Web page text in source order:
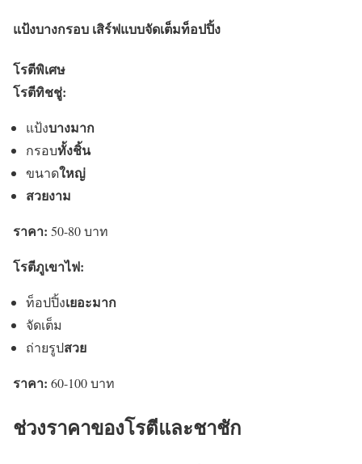
แป้งบางกรอบ เสิร์ฟแบบจัดเต็มท็อปปิ้ง
โรตีพิเศษ
โรตีทิชชู่:
แป้งบางมาก
กรอบทั้งชิ้น
ขนาดใหญ่
สวยงาม
ราคา: 50-80 บาท
โรตีภูเขาไฟ:
ท็อปปิ้งเยอะมาก
จัดเต็ม
ถ่ายรูปสวย
ราคา: 60-100 บาท
ช่วงราคาของโรตีและชาชัก